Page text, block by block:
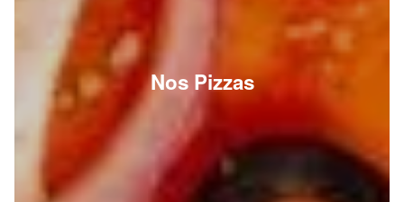
Nos Pizzas